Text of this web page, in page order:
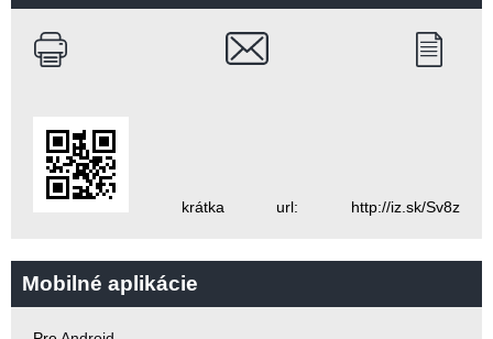
krátka url: http://iz.sk/Sv8z
Mobilné aplikácie